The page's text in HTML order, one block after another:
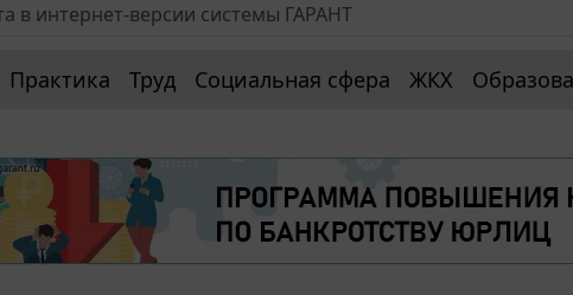
Практика Труд Социальная сфера ЖКХ